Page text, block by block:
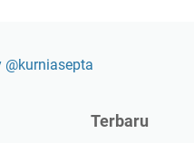
@kurniasepta
Terbaru